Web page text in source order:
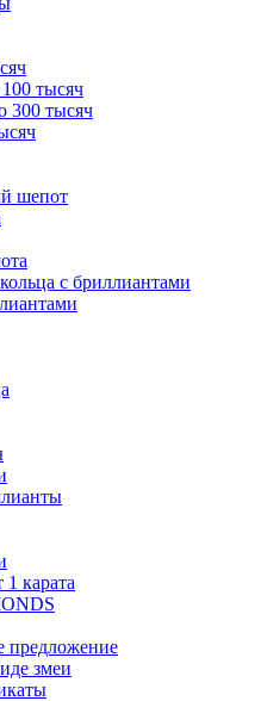
тысяч
300 тысяч
шепот
с бриллиантами
карата
предложение
змеи